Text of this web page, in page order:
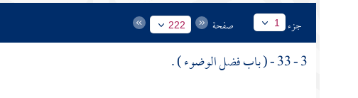
جزء 1 صفحة 222
3 - 33 - ( باب فضل الوضوء ) .